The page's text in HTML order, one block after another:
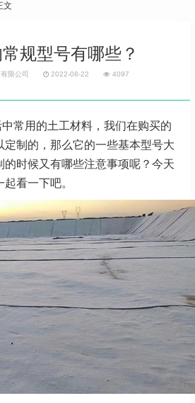
文
规型号有哪些？
限公司 2022-08-22 4097
常用的土工材料，我们在购买的
定制的，那么它的一些基本型号大
的时候又有哪些注意事项呢？今天
看一下吧。